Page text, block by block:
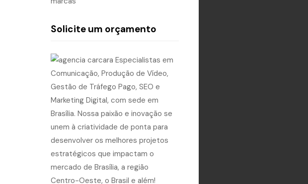
Solicite um orçamento